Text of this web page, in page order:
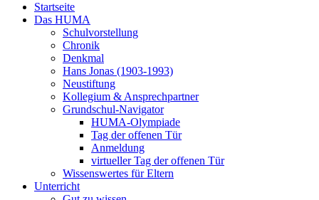
Startseite
Das HUMA
Schulvorstellung
Chronik
Denkmal
Hans Jonas (1903-1993)
Neustiftung
Kollegium & Ansprechpartner
Grundschul-Navigator
HUMA-Olympiade
Tag der offenen Tür
Anmeldung
virtueller Tag der offenen Tür
Wissenswertes für Eltern
Unterricht